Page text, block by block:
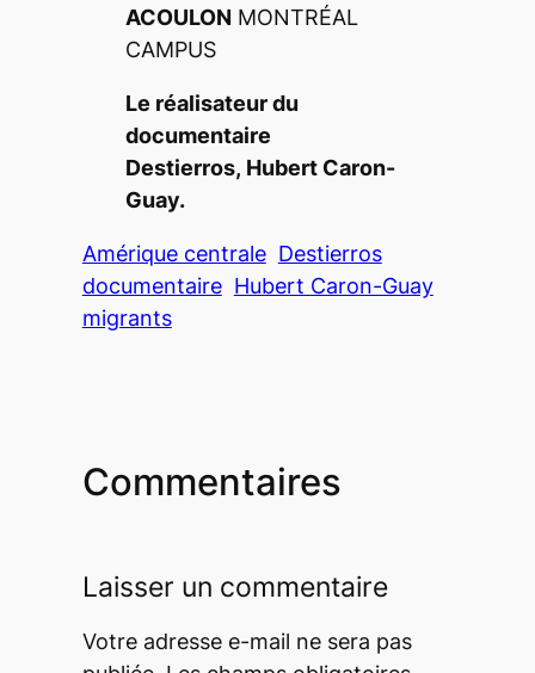
ACOULON MONTRÉAL
CAMPUS
Le réalisateur du
documentaire
Destierros, Hubert Caron-
Guay.
Amérique centrale Destierros
documentaire Hubert Caron-Guay
migrants
Commentaires
Laisser un commentaire
Votre adresse e-mail ne sera pas